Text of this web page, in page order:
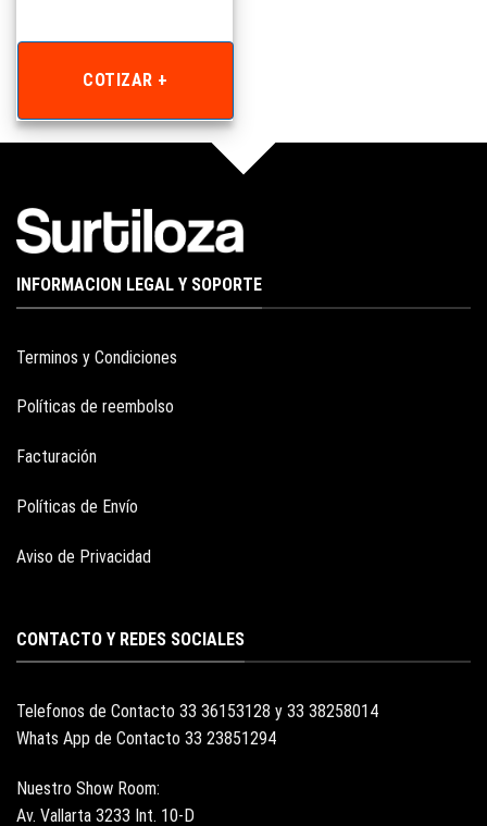
COTIZAR +
INFORMACION LEGAL Y SOPORTE
Terminos y Condiciones
Políticas de reembolso
Facturación
Políticas de Envío
Aviso de Privacidad
CONTACTO Y REDES SOCIALES
Telefonos de Contacto 33 36153128 y 33 38258014
Whats App de Contacto 33 23851294
Nuestro Show Room:
Av. Vallarta 3233 Int. 10-D